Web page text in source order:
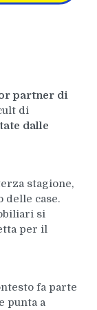
partner di
di
dalle
stagione,
delle case.
si
per il
fa parte
punta a